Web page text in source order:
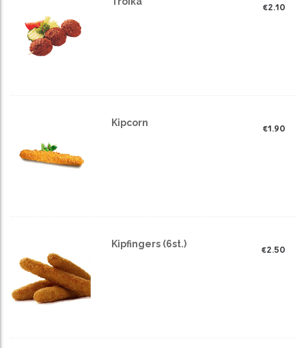
€2.10
Kipcorn
€1.90
Kipfingers (6st.)
€2.50